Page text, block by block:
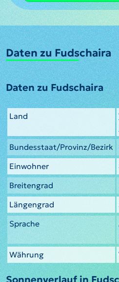
Daten zu Fudschaira
Daten zu Fudschaira
Land
Bundesstaat/Provinz/Bezirk
Einwohner
Breitengrad
Längengrad
Sprache
Währung